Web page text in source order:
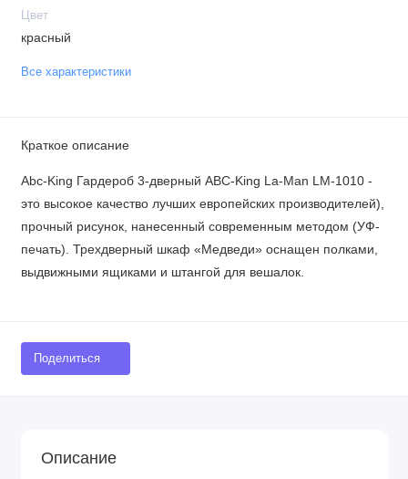
Цвет
красный
Все характеристики
Краткое описание
Abc-King Гардероб 3-дверный ABC-King La-Man LM-1010 -
это высокое качество лучших европейских производителей),
прочный рисунок, нанесенный современным методом (УФ-
печать). Трехдверный шкаф «Медведи» оснащен полками,
выдвижными ящиками и штангой для вешалок.
Поделиться
Описание